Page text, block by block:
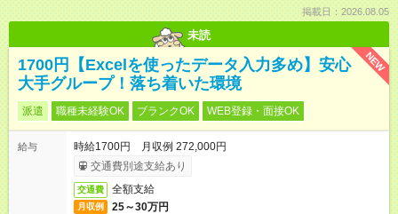
掲載日：2026.08.05
未読
NEW
1700円【Excelを使ったデータ入力多め】安心
大手グループ！落ち着いた環境
派遣 職種未経験OK ブランクOK WEB登録・面接OK
給与
時給1700円 月収例 272,000円
交通費別途支給あり
交通費 全額支給
月収例 25～30万円